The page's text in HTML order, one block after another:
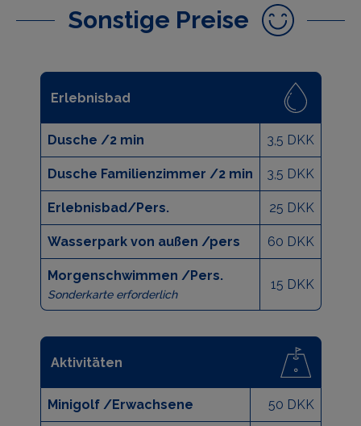
Sonstige Preise
Erlebnisbad
Dusche /2 min 3,5 DKK
Dusche Familienzimmer /2 min 3,5 DKK
Erlebnisbad/Pers. 25 DKK
Wasserpark von außen /pers 60 DKK
Morgenschwimmen /Pers.
Sonderkarte erforderlich
15 DKK
Aktivitäten
Minigolf /Erwachsene 50 DKK